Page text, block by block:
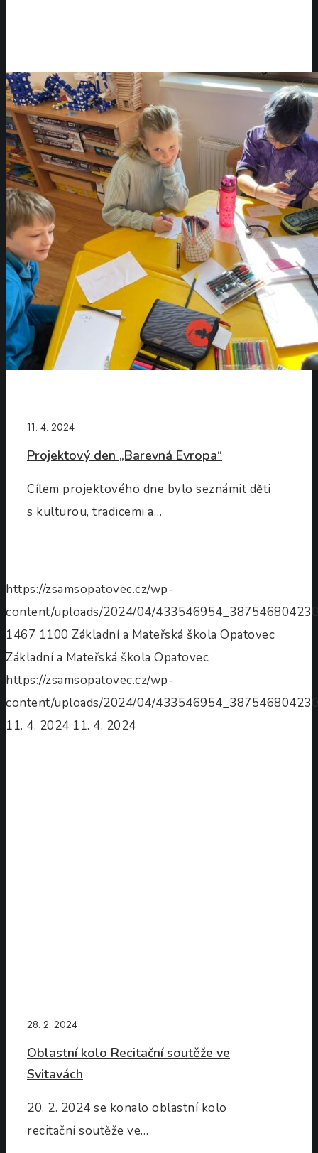
11. 4. 2024
Projektový den „Barevná Evropa“
Cílem projektového dne bylo seznámit děti
s kulturou, tradicemi a…
https://zsamsopatovec.cz/wp-
content/uploads/2024/04/
1467 1100 Základní a Mateřská škola Opatovec
Základní a Mateřská škola Opatovec
https://zsamsopatovec.cz/wp-
content/uploads/2024/04/
11. 4. 2024 11. 4. 2024
28. 2. 2024
Oblastní kolo Recitační soutěže ve
Svitavách
20. 2. 2024 se konalo oblastní kolo
recitační soutěže ve…